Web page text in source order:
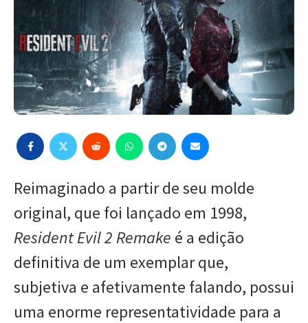
Reimaginado a partir de seu molde
original, que foi lançado em 1998,
Resident Evil 2 Remake é a edição
definitiva de um exemplar que,
subjetiva e afetivamente falando, possui
uma enorme representatividade para a